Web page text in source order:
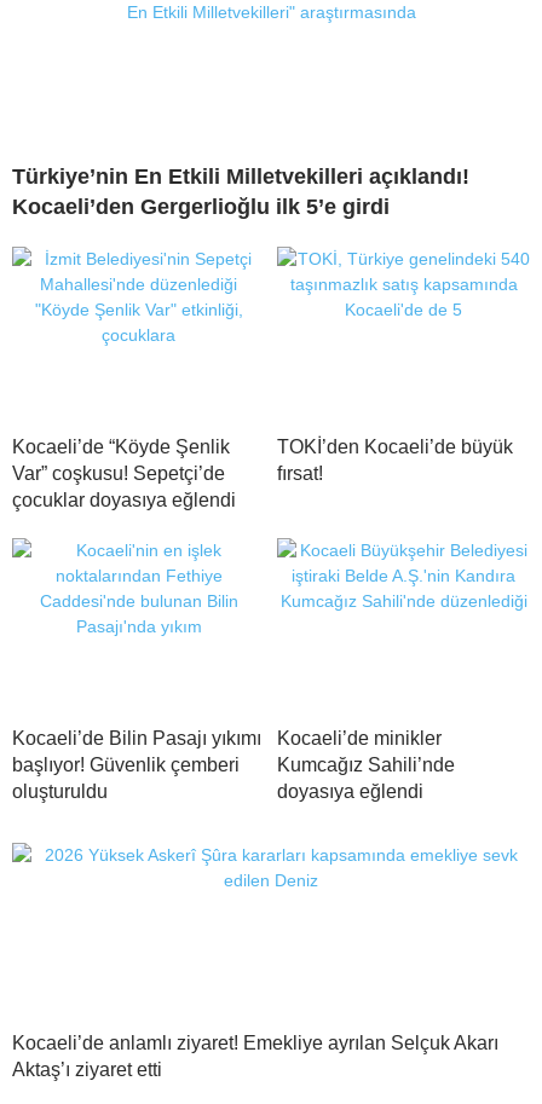
Türkiye’nin En Etkili Milletvekilleri açıklandı!
Kocaeli’den Gergerlioğlu ilk 5’e girdi
Kocaeli’de “Köyde Şenlik
Var” coşkusu! Sepetçi’de
çocuklar doyasıya eğlendi
TOKİ’den Kocaeli’de büyük
fırsat!
Kocaeli’de Bilin Pasajı yıkımı
başlıyor! Güvenlik çemberi
oluşturuldu
Kocaeli’de minikler
Kumcağız Sahili’nde
doyasıya eğlendi
Kocaeli’de anlamlı ziyaret! Emekliye ayrılan Selçuk Akarı
Aktaş’ı ziyaret etti